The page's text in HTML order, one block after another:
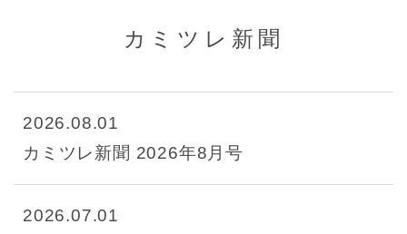
カミツレ新聞
2026.08.01
カミツレ新聞 2026年8月号
2026.07.01